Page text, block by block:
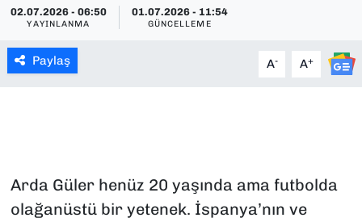
02.07.2026 - 06:50
YAYINLANMA
01.07.2026 - 11:54
GÜNCELLEME
Paylaş A- A+
Arda Güler henüz 20 yaşında ama futbolda
olağanüstü bir yetenek. İspanya’nın ve
EKONOMİ
KÜLTÜR SANAT
SPOR
Tüm Manşetler
Son Dakika Haberleri